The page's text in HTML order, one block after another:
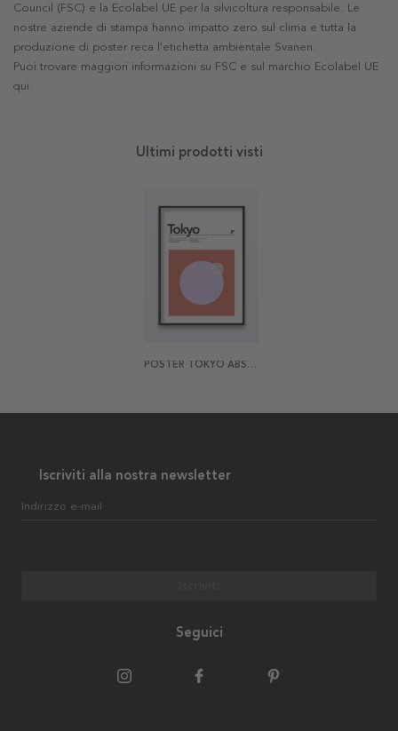
Council (FSC) e la Ecolabel UE per la silvicoltura responsabile. Le
nostre aziende di stampa hanno impatto zero sul clima e tutta la
produzione di poster reca l'etichetta ambientale Svanen.
Puoi trovare maggiori informazioni su FSC e sul marchio Ecolabel UE
qui.
Ultimi prodotti visti
POSTER TOKYO ABSTRACT
Iscriviti alla nostra newsletter
Indirizzo e-mail
Seguici